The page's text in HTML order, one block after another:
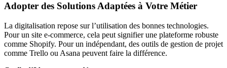
Adopter des Solutions Adaptées à Votre Métier
La digitalisation repose sur l’utilisation des bonnes technologies.
Pour un site e-commerce, cela peut signifier une plateforme robuste
comme Shopify. Pour un indépendant, des outils de gestion de projet
comme Trello ou Asana peuvent faire la différence.